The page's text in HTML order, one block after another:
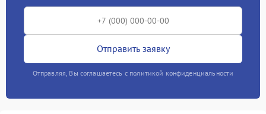
Отправить заявку
Отправляя, Вы соглашаетесь с политикой конфиденциальности